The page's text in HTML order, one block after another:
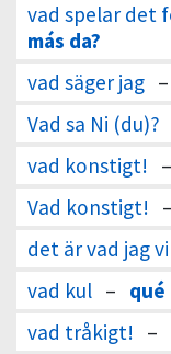
vad spelar det
más da?
vad säger jag –
Vad sa Ni (du)?
vad konstigt! –
Vad konstigt! –
det är vad jag
vad kul – qué
vad tråkigt! –